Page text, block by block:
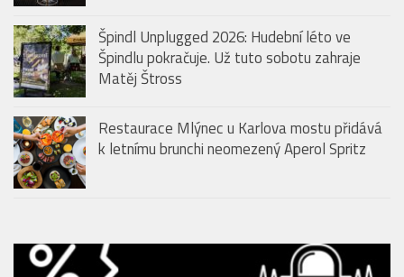
Špindl Unplugged 2026: Hudební léto ve
Špindlu pokračuje. Už tuto sobotu zahraje
Matěj Štross
Restaurace Mlýnec u Karlova mostu přidává
k letnímu brunchi neomezený Aperol Spritz